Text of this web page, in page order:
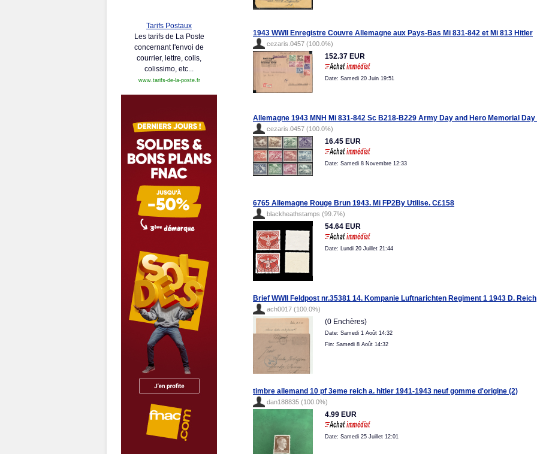
Tarifs Postaux
Les tarifs de La Poste
concernant l'envoi de
courrier, lettre, colis,
colissimo, etc...
www.tarifs-de-la-poste.fr
1943 WWII Enregistre Couvre Allemagne aux Pays-Bas Mi 831-842 et Mi 813 Hitler
cezaris.0457 (100.0%)
152.37 EUR
Date: Samedi 20 Juin 19:51
Allemagne 1943 MNH Mi 831-842 Sc B218-B229 Army Day and Hero Memorial Day
cezaris.0457 (100.0%)
16.45 EUR
Date: Samedi 8 Novembre 12:33
6765 Allemagne Rouge Brun 1943. Mi FP2By Utilise. C£158
blackheathstamps (99.7%)
54.64 EUR
Date: Lundi 20 Juillet 21:44
Brief WWII Feldpost nr.35381 14. Kompanie Luftnarichten Regiment 1 1943 D. Reich
ach0017 (100.0%)
(0 Enchères)
Date: Samedi 1 Août 14:32
Fin: Samedi 8 Août 14:32
timbre allemand 10 pf 3eme reich a. hitler 1941-1943 neuf gomme d'origine (2)
dan188835 (100.0%)
4.99 EUR
Date: Samedi 25 Juillet 12:01